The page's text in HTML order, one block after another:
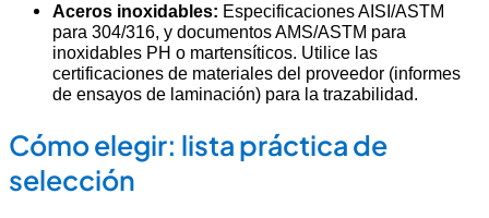
Aceros inoxidables: Especificaciones AISI/ASTM
para 304/316, y documentos AMS/ASTM para
inoxidables PH o martensíticos. Utilice las
certificaciones de materiales del proveedor (informes
de ensayos de laminación) para la trazabilidad.
Cómo elegir: lista práctica de
selección